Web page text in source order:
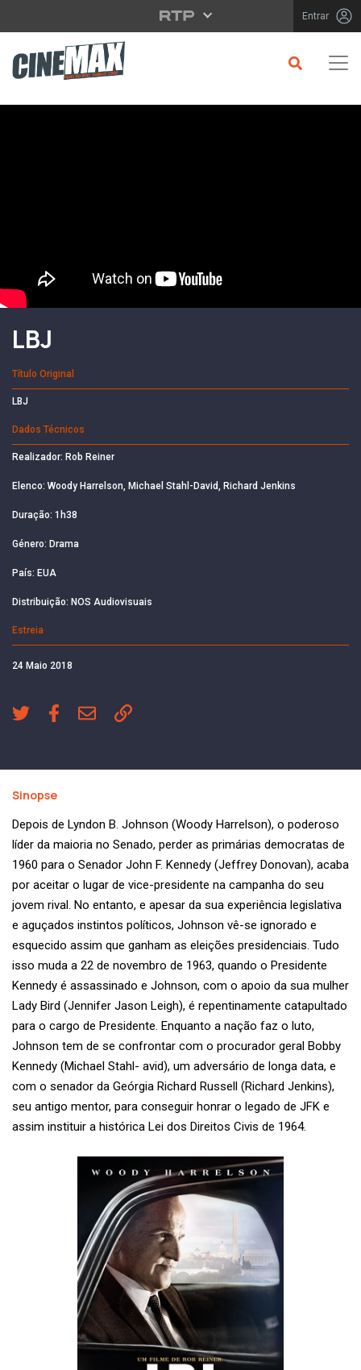
Saltar para o conteúdo principal Entrar
Filme em Cartaz
LBJ
Título Original
LBJ
Dados Técnicos
Realizador: Rob Reiner
Elenco: Woody Harrelson, Michael Stahl-David, Richard Jenkins
Duração: 1h38
Género: Drama
País: EUA
Distribuição: NOS Audiovisuais
Estreia
24 Maio 2018
Sinopse
Depois de Lyndon B. Johnson (Woody Harrelson), o poderoso
líder da maioria no Senado, perder as primárias democratas de
1960 para o Senador John F. Kennedy (Jeffrey Donovan), acaba
por aceitar o lugar de vice-presidente na campanha do seu
jovem rival. No entanto, e apesar da sua experiência legislativa
e aguçados instintos políticos, Johnson vê-se ignorado e
esquecido assim que ganham as eleições presidenciais. Tudo
isso muda a 22 de novembro de 1963, quando o Presidente
Kennedy é assassinado e Johnson, com o apoio da sua mulher
Lady Bird (Jennifer Jason Leigh), é repentinamente catapultado
para o cargo de Presidente. Enquanto a nação faz o luto,
Johnson tem de se confrontar com o procurador geral Bobby
Kennedy (Michael Stahl- avid), um adversário de longa data, e
com o senador da Geórgia Richard Russell (Richard Jenkins),
seu antigo mentor, para conseguir honrar o legado de JFK e
assim instituir a histórica Lei dos Direitos Civis de 1964.